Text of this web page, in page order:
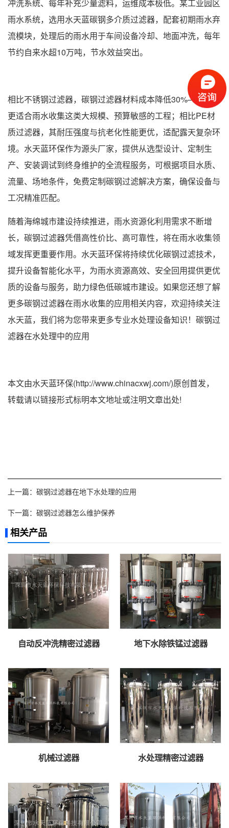
冲洗系统、每年补充少量滤料，运维成本极低。某工业园区
雨水系统，选用水天蓝碳钢多介质过滤器，配套初期雨水弃
流模块，处理后的雨水用于车间设备冷却、地面冲洗，每年
节约自来水超10万吨，节水效益突出。
相比不锈钢过滤器，碳钢过滤器材料成本降低30%–50%，
更适合雨水收集这类大规模、预算敏感的工程；相比PE材
质过滤器，其耐压强度与抗老化性能更优，适配露天复杂环
境。水天蓝环保作为源头厂家，提供从选型设计、定制生
产、安装调试到终身维护的全流程服务，可根据项目水质、
流量、场地条件，免费定制碳钢过滤解决方案，确保设备与
工况精准匹配。
随着海绵城市建设持续推进，雨水资源化利用需求不断增
长，碳钢过滤器凭借高性价比、高可靠性，将在雨水收集领
域发挥更重要作用。水天蓝环保将持续优化碳钢过滤技术，
提升设备智能化水平，为雨水资源高效、安全回用提供更优
质的设备与服务，助力绿色低碳城市建设。如果您还想了解
更多碳钢过滤器在雨水收集的应用相关内容，欢迎持续关注
水天蓝，我们将为您带来更多专业水处理设备知识！碳钢过
滤器在水处理中的应用
本文由水天蓝环保(http://www.chinacxwj.com/)原创首发，
转载请以链接形式标明本文地址或注明文章出处!
上一篇： 碳钢过滤器在地下水处理的应用
下一篇： 碳钢过滤器怎么维护保养
相关产品
自动反冲洗精密过滤器 地下水除铁锰过滤器
机械过滤器 水处理精密过滤器